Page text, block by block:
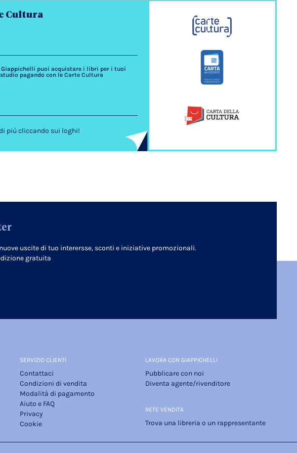
Cultura
puoi acquistare i libri per i tuoi
pagando con le Carte Cultura
più cliccando sui loghi!
uscite di tuo interersse, sconti e iniziative promozionali.
gratuita
SERVIZIO CLIENTI
Contattaci
Condizioni di vendita
Modalità di pagamento
Aiuto e FAQ
Privacy
Cookie
LAVORA CON GIAPPICHELLI
Pubblicare con noi
Diventa agente/rivenditore
RETE VENDITA
Trova una libreria o un rappresentante